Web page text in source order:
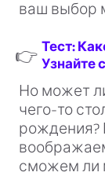
ваш выбор
👉 Тест:
Узнайте
Но может
чего-то
рождения?
сможем ли